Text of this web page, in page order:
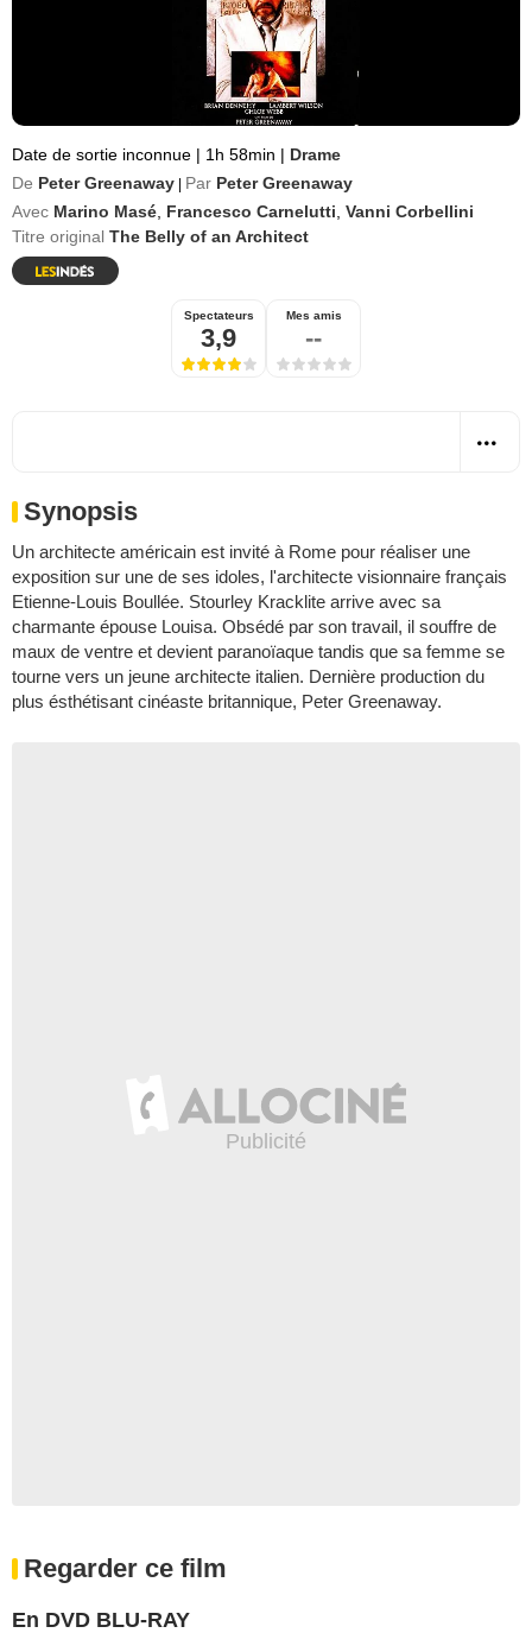
Date de sortie inconnue | 1h 58min | Drame
De Peter Greenaway Par Peter Greenaway
Avec Marino Masé Francesco Carnelutti Vanni Corbellini
Titre original The Belly of an Architect
Spectateurs
3,9
Mes amis
--
Synopsis
Un architecte américain est invité à Rome pour réaliser une
exposition sur une de ses idoles, l'architecte visionnaire français
Etienne-Louis Boullée. Stourley Kracklite arrive avec sa
charmante épouse Louisa. Obsédé par son travail, il souffre de
maux de ventre et devient paranoïaque tandis que sa femme se
tourne vers un jeune architecte italien. Dernière production du
plus ésthétisant cinéaste britannique, Peter Greenaway.
Regarder ce film
En DVD BLU-RAY